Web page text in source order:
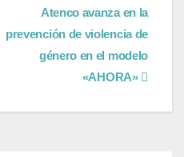
Atenco avanza en la
prevención de violencia de
género en el modelo
«AHORA»